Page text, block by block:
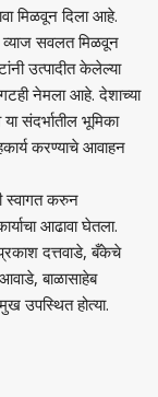
मिळवून दिला आहे.
व्याज सवलत मिळवून
उत्पादीत केलेल्या
नेमला आहे. देशाच्या
संदर्भातील भूमिका
करण्याचे आवाहन
स्वागत करुन
आढावा घेतला.
दत्तवाडे, बँकेचे
बाळासाहेब
उपस्थित होत्या.